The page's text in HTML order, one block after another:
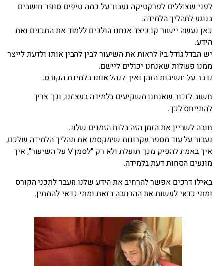
לפני שצוללים לפרקטיקה נעבור על כמה טיפים סופר חושבים
בנוגע לתהליך הלמידה.
כאן נעשה יישור קו כיצד אנחנו הולכים ללמוד את התכנים ואת
הידע.
יש הבדל גודל ביi לראות את השיעור לבין להבין אותו ולדעת לייצר
ממנו פעולות שאנחנו יכולים ליישם.
נדבר על חשיבות הזמן ואיך לנהל אותו בלמידת הקורס.
חשוב לזכור שאנחנו משקיעים בלמידה בעצמנו, וכך צריך
להתייחס לכך.
חובה לשריין את הזמן הזה בלוח הזמנים שלנו.
נעבור על עוד מספר עקרונות שימקסמו את תהליך הלמידה שלכם,
איך באמת להפיק מכך תועלת ולא רק "לסמן V על השיעור", איך
מונעים הסחות דעת בלמידה.
באילו דרכים אפשר להרחיב את הידע שלנו מעבר לתכני הקורס
ומתי כדאי לעשות את ההרחבה הזאת ומתי כדאי להמתין.